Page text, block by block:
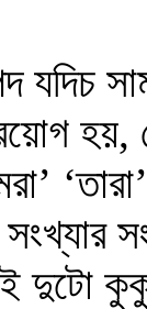
যদিচ
হয়,
দুটো